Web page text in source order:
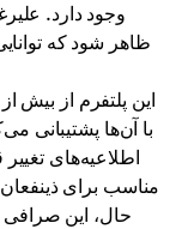
وجود دارد.
با آن‌ها پشتیبانی
اطلاعیه‌های
مناسب برای
حال، این صرافی